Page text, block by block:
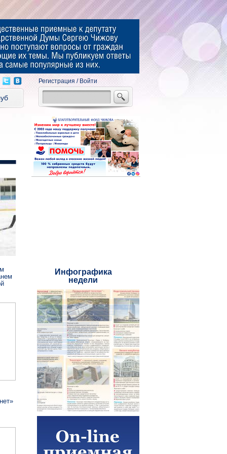
Регистрация / Войти
Инфографика
недели